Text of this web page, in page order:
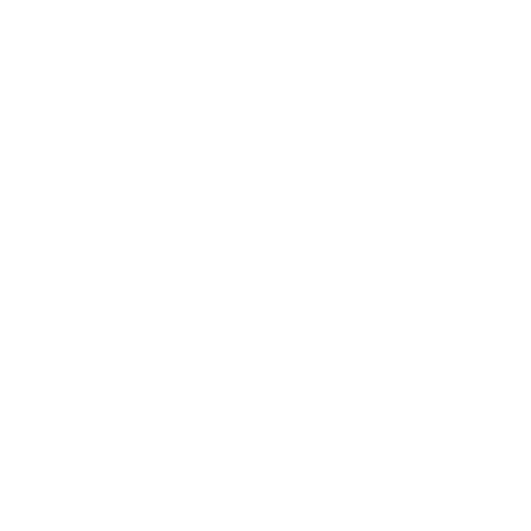
zu einer persönlichen Meditation oder sonst